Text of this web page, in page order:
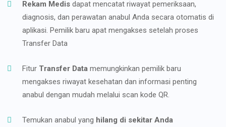
Rekam Medis dapat mencatat riwayat pemeriksaan,
diagnosis, dan perawatan anabul Anda secara otomatis di
aplikasi. Pemilik baru apat mengakses setelah proses
Transfer Data
Fitur Transfer Data memungkinkan pemilik baru
mengakses riwayat kesehatan dan informasi penting
anabul dengan mudah melalui scan kode QR.
Temukan anabul yang hilang di sekitar Anda